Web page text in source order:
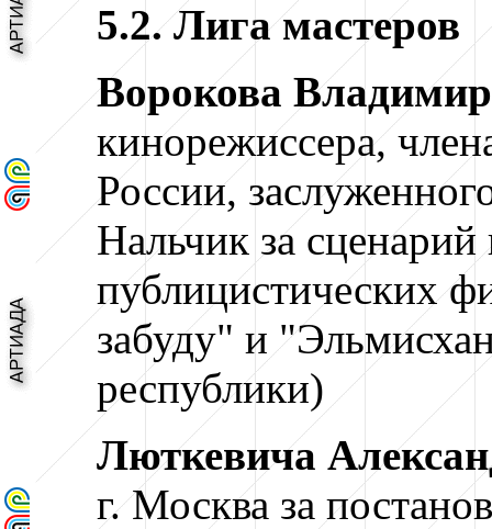
5.2. Лига мастеров
Ворокова
кинорежиссера,
России,
Нальчик за
публицистических
забуду" и
республики)
Люткевича
г. Москва за